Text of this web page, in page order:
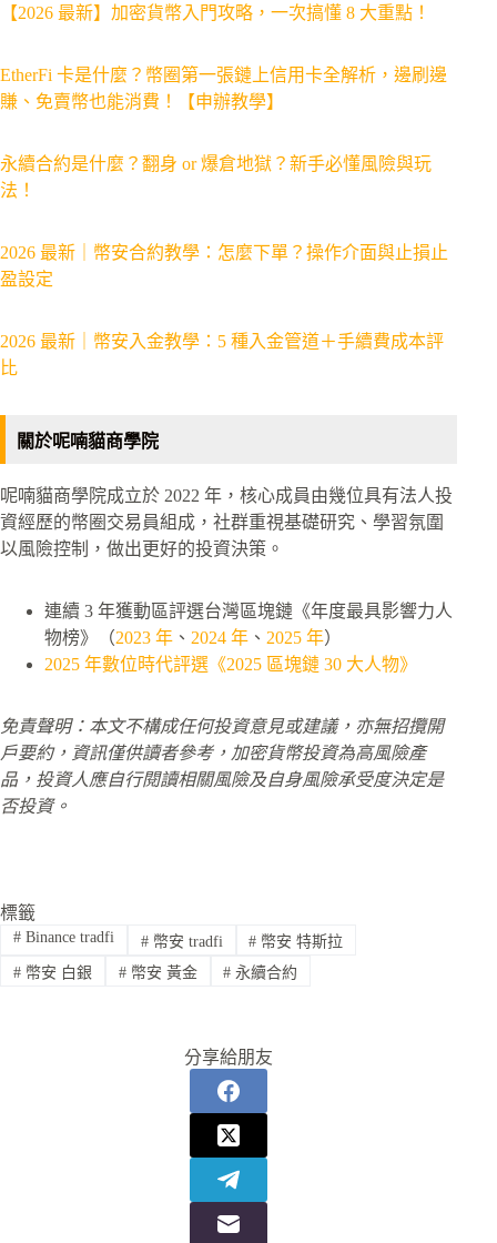
【2026 最新】加密貨幣入門攻略，一次搞懂 8 大重點！
EtherFi 卡是什麼？幣圈第一張鏈上信用卡全解析，邊刷邊
賺、免賣幣也能消費！【申辦教學】
永續合約是什麼？翻身 or 爆倉地獄？新手必懂風險與玩
法！
2026 最新｜幣安合約教學：怎麼下單？操作介面與止損止
盈設定
2026 最新｜幣安入金教學：5 種入金管道＋手續費成本評
比
關於呢喃貓商學院
呢喃貓商學院成立於 2022 年，核心成員由幾位具有法人投
資經歷的幣圈交易員組成，社群重視基礎研究、學習氛圍
以風險控制，做出更好的投資決策。
連續 3 年獲動區評選台灣區塊鏈《年度最具影響力人
物榜》（2023 年 、 2024 年 、 2025 年）
2025 年數位時代評選《2025 區塊鏈 30 大人物》
免責聲明：本文不構成任何投資意見或建議，亦無招攬開
戶要約，資訊僅供讀者參考，加密貨幣投資為高風險產
品，投資人應自行閱讀相關風險及自身風險承受度決定是
否投資。
標籤
#Binance tradfi #幣安 tradfi # 幣安 特斯拉
#幣安 白銀 #幣安 黃金 # 永續合約
分享給朋友